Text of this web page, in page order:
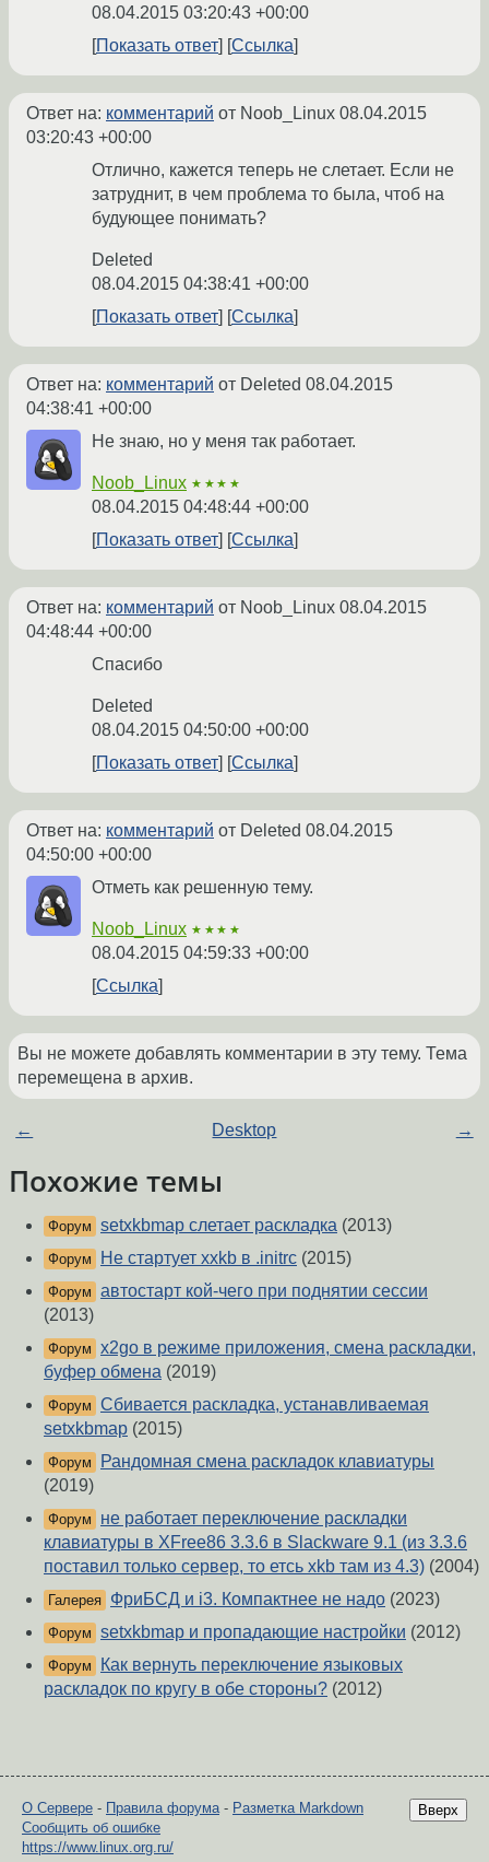
08.04.2015 03:20:43 +00:00
Показать ответ
Ссылка
Ответ на: комментарий от Noob_Linux 08.04.2015
03:20:43 +00:00
Отлично, кажется теперь не слетает. Если не
затруднит, в чем проблема то была, чтоб на
будующее понимать?
Deleted
08.04.2015 04:38:41 +00:00
Показать ответ
Ссылка
Ответ на: комментарий от Deleted 08.04.2015
04:38:41 +00:00
Не знаю, но у меня так работает.
Noob_Linux ★★★★
08.04.2015 04:48:44 +00:00
Показать ответ
Ссылка
Ответ на: комментарий от Noob_Linux 08.04.2015
04:48:44 +00:00
Спасибо
Deleted
08.04.2015 04:50:00 +00:00
Показать ответ
Ссылка
Ответ на: комментарий от Deleted 08.04.2015
04:50:00 +00:00
Отметь как решенную тему.
Noob_Linux ★★★★
08.04.2015 04:59:33 +00:00
Ссылка
Вы не можете добавлять комментарии в эту тему. Тема
перемещена в архив.
← Desktop →
Похожие темы
Форум setxkbmap слетает раскладка (2013)
Форум Не стартует xxkb в .initrc (2015)
Форум автостарт кой-чего при поднятии сессии
(2013)
Форум x2go в режиме приложения, смена раскладки,
буфер обмена (2019)
Форум Сбивается раскладка, устанавливаемая
setxkbmap (2015)
Форум
Рандомная смена раскладок клавиатуры
(2019)
Форум
не работает переключение раскладки
клавиатуры в XFree86 3.3.6 в Slackware 9.1 (из 3.3.6
поставил только сервер, то етсь xkb там из 4.3) (2004)
Галерея ФриБСД и i3. Компактнее не надо (2023)
Форум setxkbmap и пропадающие настройки (2012)
Форум
Как вернуть переключение языковых
раскладок по кругу в обе стороны? (2012)
Вверх
О Сервере - Правила форума- Разметка Markdown
Сообщить об ошибке
https://www.linux.org.ru/